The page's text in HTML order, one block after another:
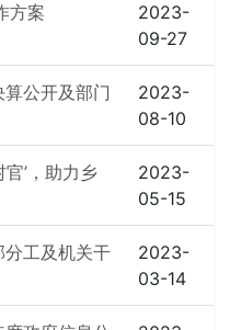
方案
2023-
09-27
公开及部门
2023-
08-10
’，助力乡
2023-
05-15
工及机关干
2023-
03-14